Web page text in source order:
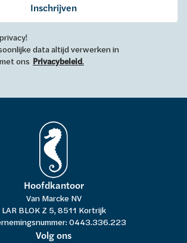
Inschrijven
data altijd verwerken in
ons Privacybeleid.
Hoofdkantoor
Van Marcke NV
LAR BLOK Z 5, 8511 Kortrijk
0443.336.223
Volg ons